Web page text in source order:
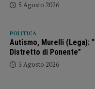
5 Agosto 2026
POLITICA
Autismo, Murelli (Lega):
Distretto di Ponente”
5 Agosto 2026